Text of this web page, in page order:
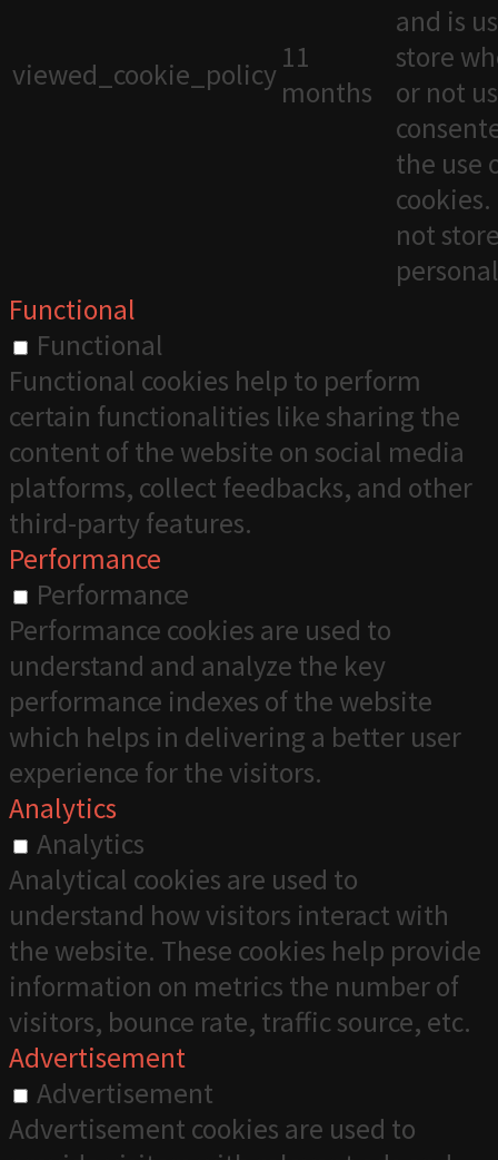
viewed_cookie_policy 11
months
and is
store
or not
the use
not
Functional
Functional
Functional cookies help to perform
certain functionalities like sharing the
content of the website on social media
platforms, collect feedbacks, and other
third-party features.
Performance
Performance
Performance cookies are used to
understand and analyze the key
performance indexes of the website
which helps in delivering a better user
experience for the visitors.
Analytics
Analytics
Analytical cookies are used to
understand how visitors interact with
the website. These cookies help provide
information on metrics the number of
visitors, bounce rate, traffic source, etc.
Advertisement
Advertisement
Advertisement cookies are used to